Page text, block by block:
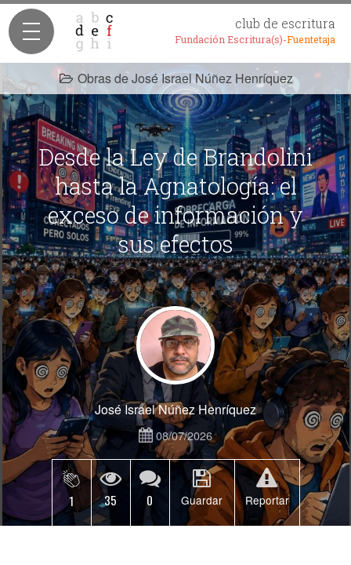
club de escritura
Fundación Escritura(s)-Fuentetaja
Obras de José Israel Núñez Henríquez
Desde la Ley de Brandolini
hasta la Agnatología: el
exceso de información y
sus efectos
José Israel Núñez Henríquez
08/07/2026
1 35 0 Guardar Reportar